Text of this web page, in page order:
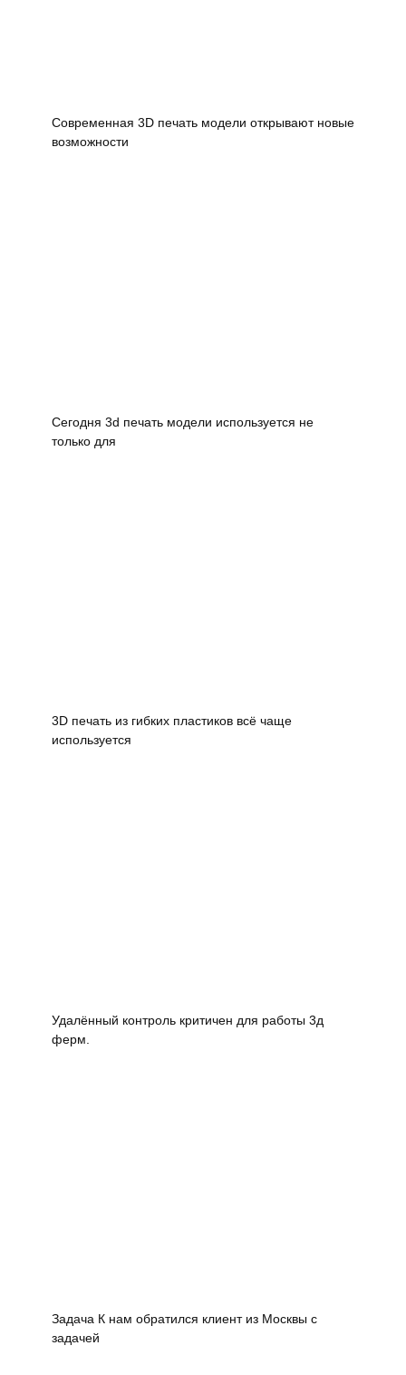
Современная 3D печать модели открывают новые
возможности
Сегодня 3d печать модели используется не
только для
3D печать из гибких пластиков всё чаще
используется
Удалённый контроль критичен для работы 3д
ферм.
Задача К нам обратился клиент из Москвы с
задачей